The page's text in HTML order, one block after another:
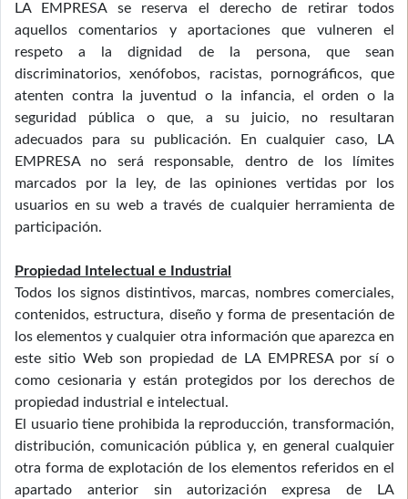
LA EMPRESA se reserva el derecho de retirar todos
aquellos comentarios y aportaciones que vulneren el
respeto a la dignidad de la persona, que sean
discriminatorios, xenófobos, racistas, pornográficos, que
atenten contra la juventud o la infancia, el orden o la
seguridad pública o que, a su juicio, no resultaran
adecuados para su publicación. En cualquier caso, LA
EMPRESA no será responsable, dentro de los límites
marcados por la ley, de las opiniones vertidas por los
usuarios en su web a través de cualquier herramienta de
participación.
Propiedad Intelectual e Industrial
Todos los signos distintivos, marcas, nombres comerciales,
contenidos, estructura, diseño y forma de presentación de
los elementos y cualquier otra información que aparezca en
este sitio Web son propiedad de LA EMPRESA por sí o
como cesionaria y están protegidos por los derechos de
propiedad industrial e intelectual.
El usuario tiene prohibida la reproducción, transformación,
distribución, comunicación pública y, en general cualquier
otra forma de explotación de los elementos referidos en el
apartado anterior sin autorización expresa de LA